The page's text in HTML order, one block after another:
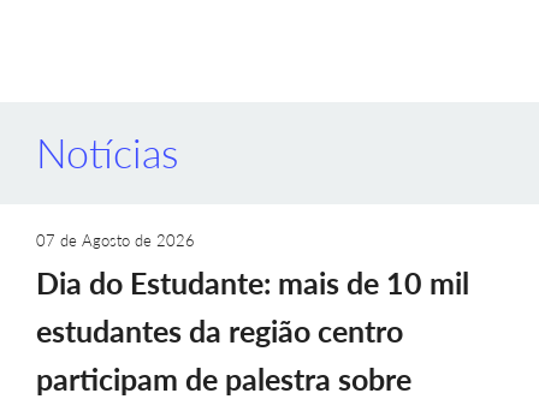
Notícias
07 de Agosto de 2026
Dia do Estudante: mais de 10 mil
estudantes da região centro
participam de palestra sobre